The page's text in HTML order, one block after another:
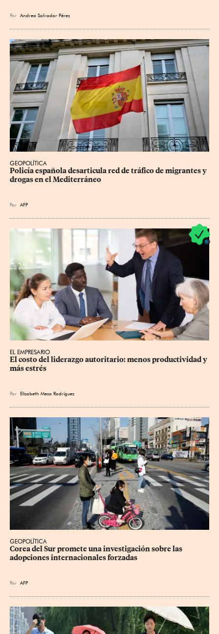
Por Andrea Salvador Pérez
GEOPOLÍTICA
Policía española desarticula red de tráfico de migrantes y
drogas en el Mediterráneo
Por AFP
EL EMPRESARIO
El costo del liderazgo autoritario: menos productividad y
más estrés
Por Elizabeth Meza Rodríguez
GEOPOLÍTICA
Corea del Sur promete una investigación sobre las
adopciones internacionales forzadas
Por AFP